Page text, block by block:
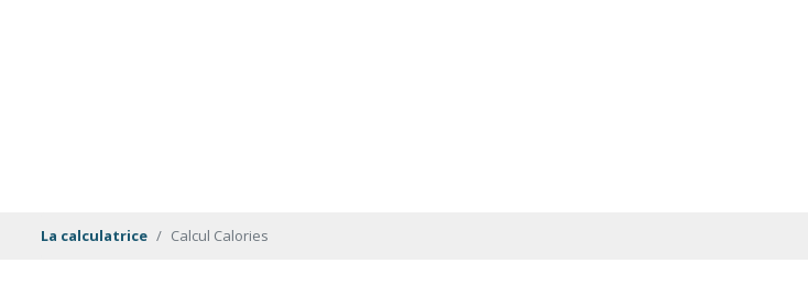
La calculatrice Calcul Calories